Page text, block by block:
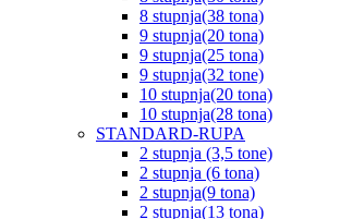
8 stupnja(38 tona)
9 stupnja(20 tona)
9 stupnja(25 tona)
9 stupnja(32 tone)
10 stupnja(20 tona)
10 stupnja(28 tona)
STANDARD-RUPA
2 stupnja (3,5 tone)
2 stupnja (6 tona)
2 stupnja(9 tona)
2 stupnja(13 tona)